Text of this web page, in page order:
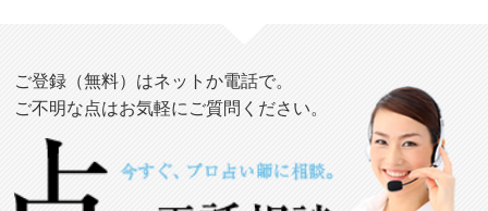
ご登録（無料）はネットか電話で。
ご不明な点はお気軽にご質問ください。